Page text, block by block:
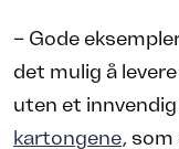
– Gode
det mulig å
uten et
kartongene,